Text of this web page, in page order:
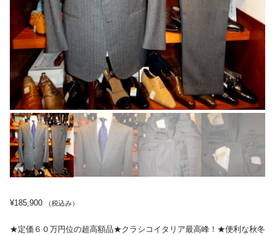
¥185,900 （税込み）
★定価６０万円位の超高額品★クラシコイタリア最高峰！★便利な秋冬